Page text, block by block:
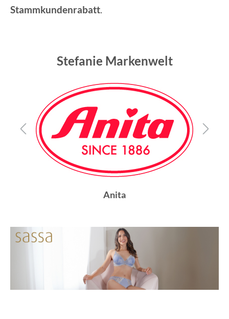
Stammkundenrabatt.
Stefanie Markenwelt
Anita